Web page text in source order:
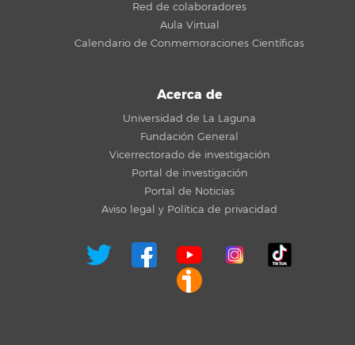
Red de colaboradores
Aula Virtual
Calendario de Conmemoraciones Científicas
Acerca de
Universidad de La Laguna
Fundación General
Vicerrectorado de investigación
Portal de investigación
Portal de Noticias
Aviso legal y Política de privacidad